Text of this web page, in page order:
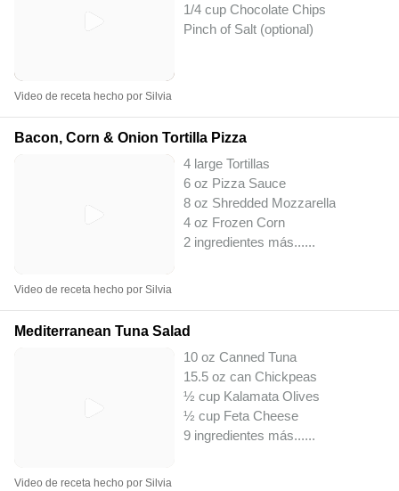
1/4 cup Chocolate Chips
Pinch of Salt (optional)
Video de receta hecho por Silvia
Bacon, Corn & Onion Tortilla Pizza
4 large Tortillas
6 oz Pizza Sauce
8 oz Shredded Mozzarella
4 oz Frozen Corn
2 ingredientes más......
Video de receta hecho por Silvia
Mediterranean Tuna Salad
10 oz Canned Tuna
15.5 oz can Chickpeas
½ cup Kalamata Olives
½ cup Feta Cheese
9 ingredientes más......
Video de receta hecho por Silvia